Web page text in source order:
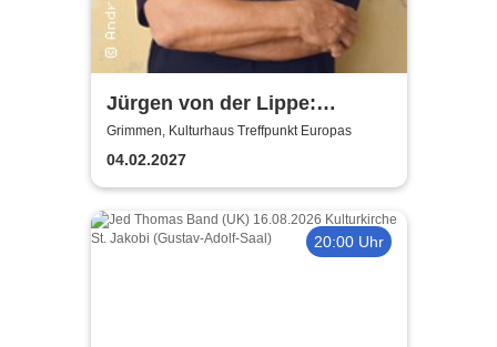
Jürgen von der Lippe:
Sextextsextett - Comedy-
Lesung
Grimmen, Kulturhaus Treffpunkt Europas
04.02.2027
20:00 Uhr